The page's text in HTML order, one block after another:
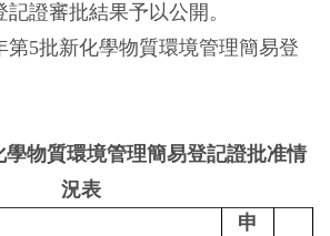
證審批結果予以公開。
5批新化學物質環境管理簡易登
學物質環境管理簡易登記證批准情
況表
申